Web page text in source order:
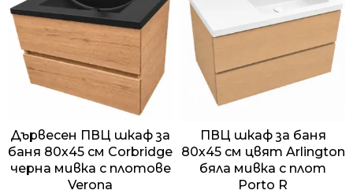
Дървесен ПВЦ шкаф за
баня 80х45 см Corbridge
черна мивка с плотове
Verona
ПВЦ шкаф за баня
80х45 см цвят Arlington
бяла мивка с плот
Porto R